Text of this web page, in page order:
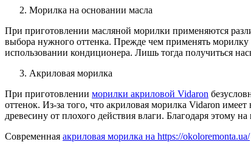
Морилка на основании масла
При приготовлении масляной морилки применяются
выбора нужного оттенка. Прежде чем применять морилку
использовании кондиционера. Лишь тогда получиться
Акриловая морилка
При приготовлении морилки акриловой Vidaron
оттенок. Из-за того, что акриловая морилка Vidaron
древесину от плохого действия влаги. Благодаря этому
Современная акриловая морилка на https://okoloremonta.ua/